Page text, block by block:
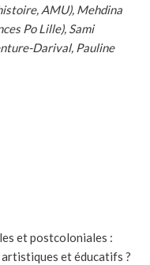
AMU), Mehdina
Po Lille), Sami
Darival, Pauline
et postcoloniales :
et éducatifs ?